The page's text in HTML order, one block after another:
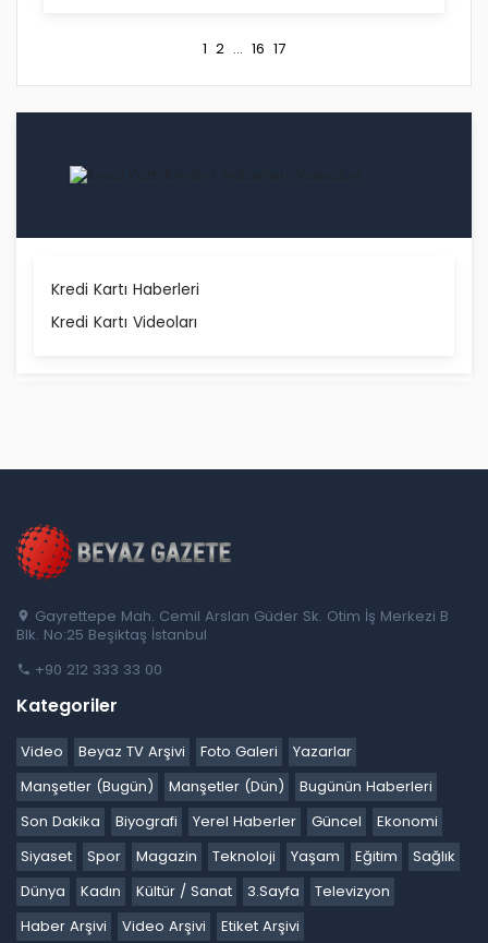
1 2 ... 16 17
Kredi Kartı Haberleri
Kredi Kartı Videoları
Gayrettepe Mah. Cemil Arslan Güder Sk. Otim İş Merkezi B
Blk. No:25 Beşiktaş İstanbul
+90 212 333 33 00
Kategoriler
Video Beyaz TV Arşivi Foto Galeri
Yazarlar
Manşetler (Bugün)
Manşetler (Dün)
Bugünün Haberleri
Son Dakika
Biyografi Yerel Haberler Güncel
Ekonomi
Siyaset
Spor Magazin Teknoloji Yaşam Eğitim
Sağlık
Dünya
Kadın Kültür / Sanat 3.Sayfa
Televizyon
Haber Arşivi
Video Arşivi Etiket Arşivi